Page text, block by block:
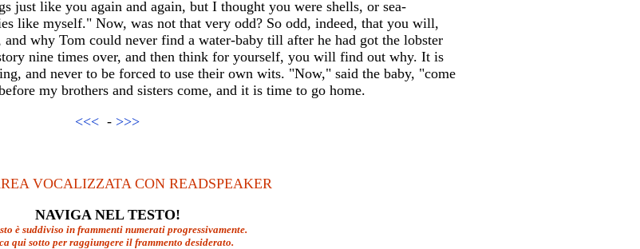
just like you again and again, but I thought you were shells, or sea-
like myself." Now, was not that very odd? So odd, indeed, that you will,
why Tom could never find a water-baby till after he had got the lobster
nine times over, and then think for yourself, you will find out why. It is
and never to be forced to use their own wits. "Now," said the baby, "come
my brothers and sisters come, and it is time to go home.
<<< - >>>
VOCALIZZATA CON READSPEAKER
NAVIGA NEL TESTO!
è suddiviso in frammenti numerati progressivamente.
qui sotto per raggiungere il frammento desiderato.